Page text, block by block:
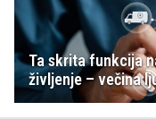
Ta skrita funkcija
življenje – večina